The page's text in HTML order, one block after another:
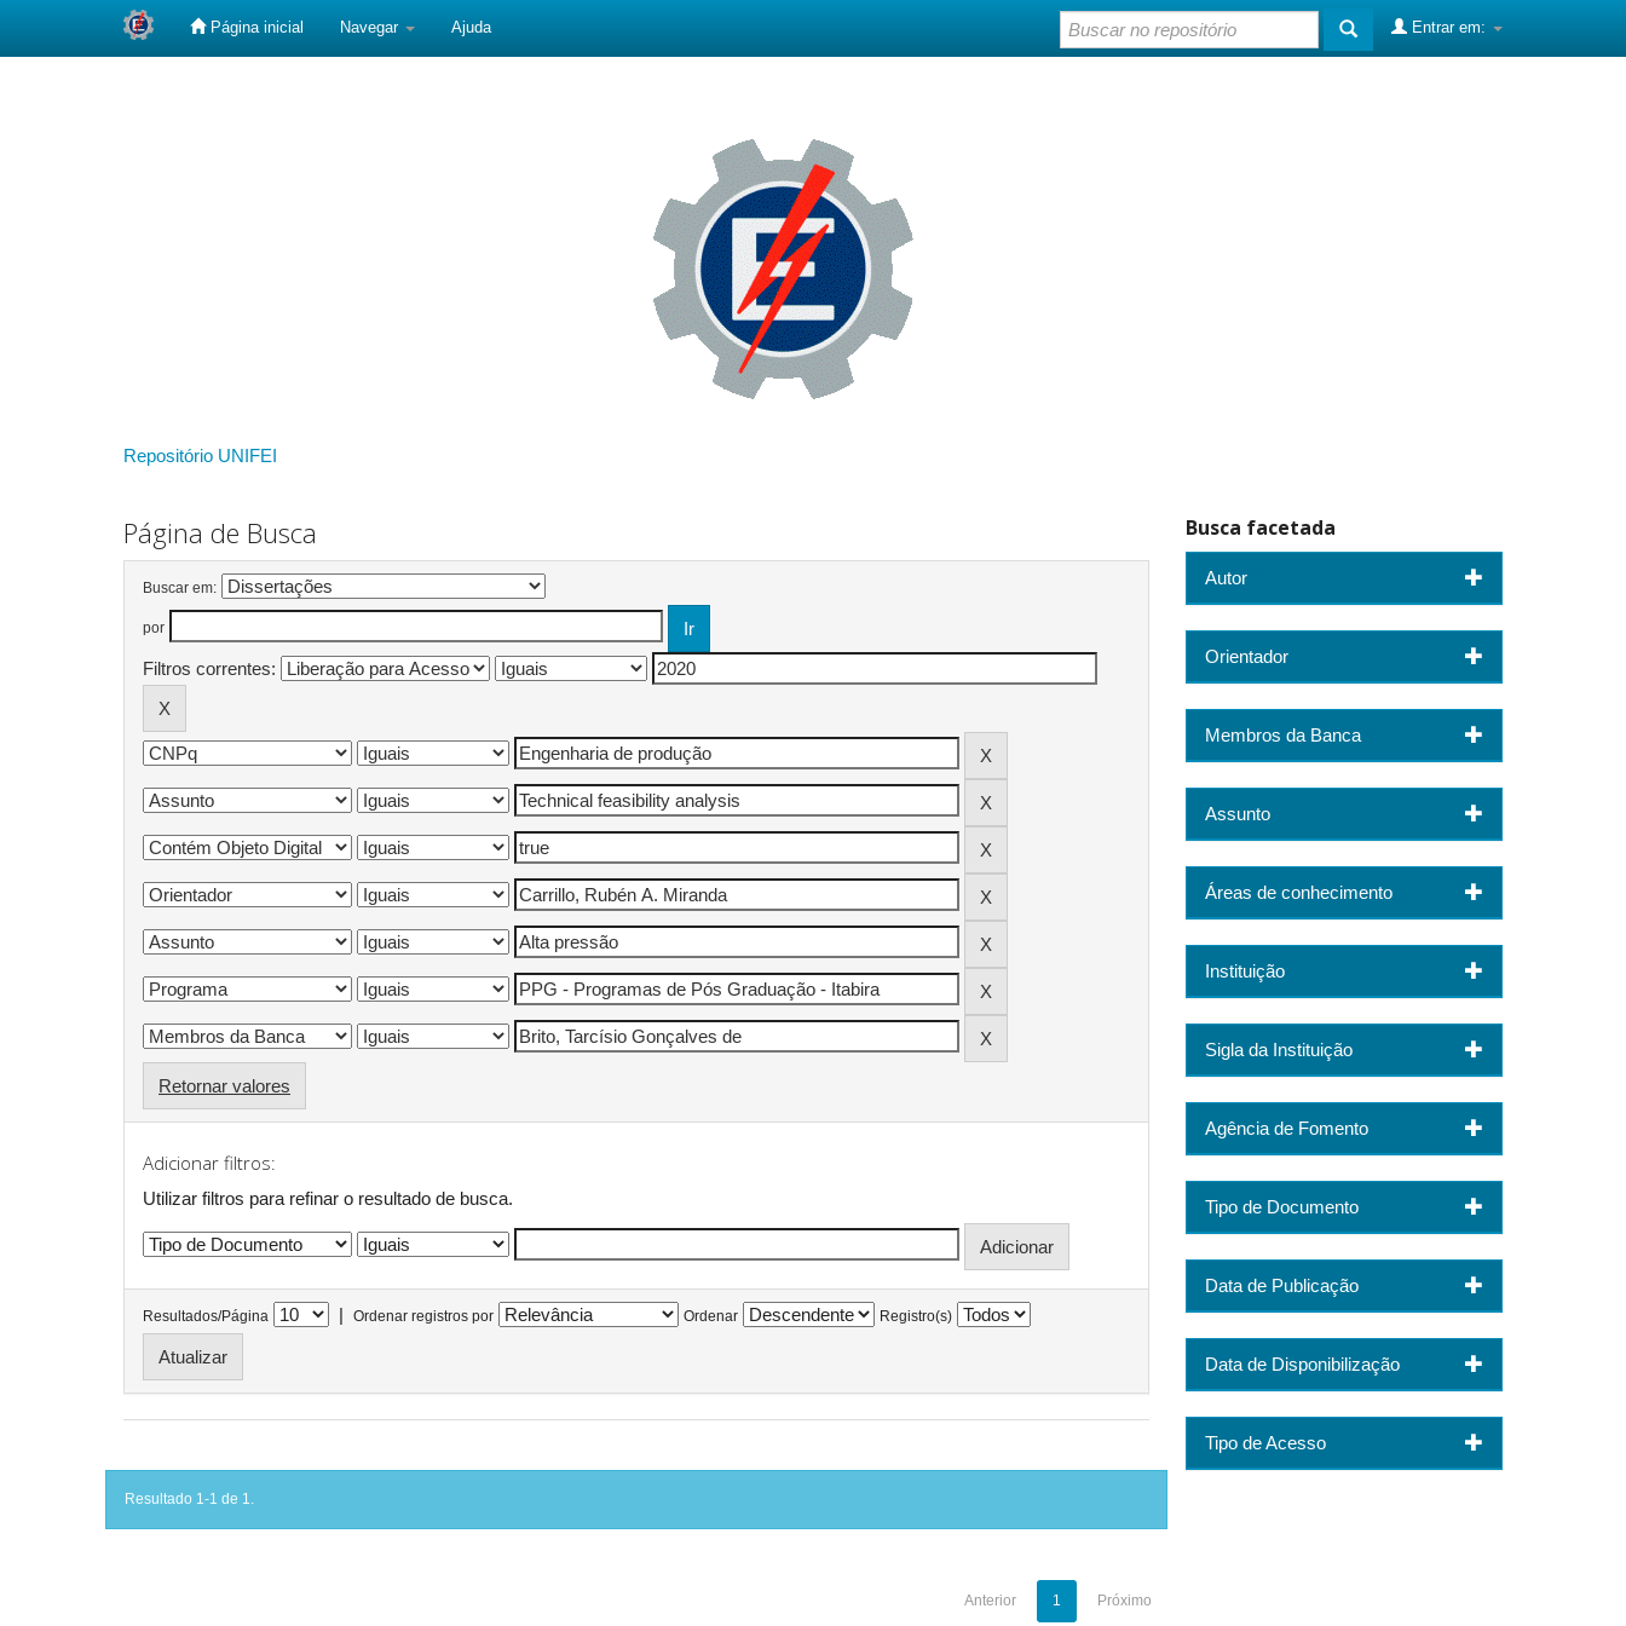
Página inicial Navegar Ajuda Entrar em:
Repositório UNIFEI
Página de Busca
Buscar em:
por
Filtros correntes:
Retornar valores
Adicionar filtros:
Utilizar filtros para refinar o resultado de busca.
Resultados/Página | Ordenar registros por Ordenar Registro(s)
Resultado 1-1 de 1.
Anterior 1 Próximo
Busca facetada
Autor
Orientador
Membros da Banca
Assunto
Áreas de conhecimento
Instituição
Sigla da Instituição
Agência de Fomento
Tipo de Documento
Data de Publicação
Data de Disponibilização
Tipo de Acesso